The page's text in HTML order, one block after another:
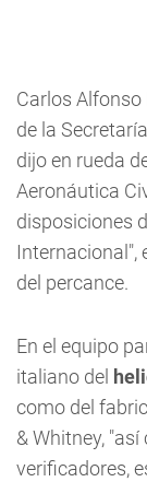
Carlos
de la
dijo en rueda
Aeronáutica
disposiciones
Internacional",
del percance.
En el equipo
italiano del
como del
& Whitney,
verificadores,